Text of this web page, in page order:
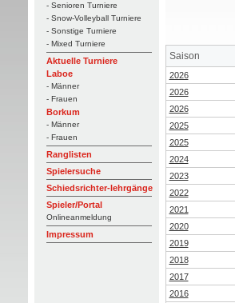
- Senioren Turniere
- Snow-Volleyball Turniere
- Sonstige Turniere
- Mixed Turniere
Aktuelle Turniere
Laboe
- Männer
- Frauen
Borkum
- Männer
- Frauen
Ranglisten
Spielersuche
Schiedsrichter-lehrgänge
Spieler/Portal
Onlineanmeldung
Impressum
Saison
2026
2026
2026
2025
2025
2024
2023
2022
2021
2020
2019
2018
2017
2016